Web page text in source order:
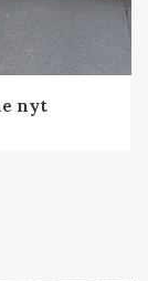
nyt